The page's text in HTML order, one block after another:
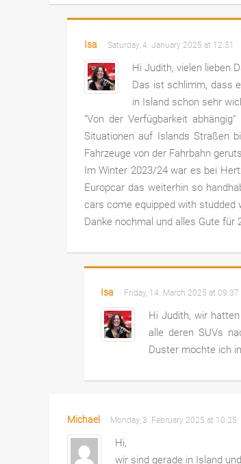
Isa Saturday, 4. January 2025 at 12:51
Hi Judith, vielen lieben
Das ist schlimm, dass
in Island schon sehr
“Von der Verfügbarkeit
Situationen auf Islands Straßen
Fahrzeuge von der Fahrbahn
Im Winter 2023/24 war es bei
Europcar das weiterhin so
cars come equipped with studded
Danke nochmal und alles Gute für
Isa Friday, 14. March 2025 at 09:37
Hi Judith, wir
alle deren SUVs
Duster möchte ich
Michael Monday, 3. February 2025 at 10:25
Hi,
wir sind gerade in Island